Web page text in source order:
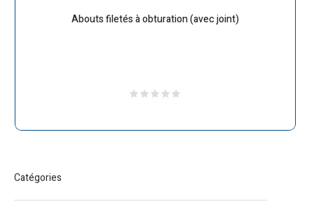
Abouts filetés à obturation (avec joint)
Catégories